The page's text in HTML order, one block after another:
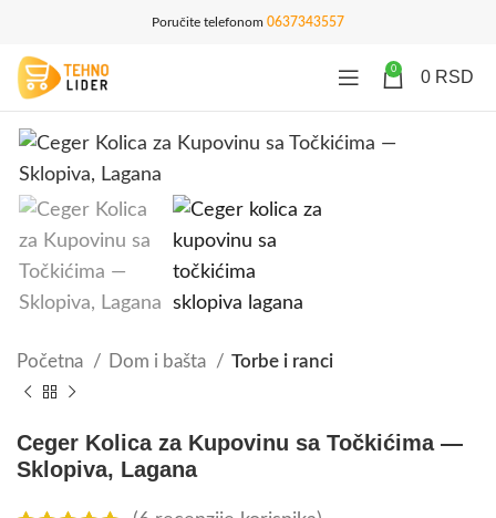
Poručite telefonom 0637343557
0 0 RSD
Početna Dom i bašta Torbe i ranci
Ceger Kolica za Kupovinu sa Točkićima —
Sklopiva, Lagana